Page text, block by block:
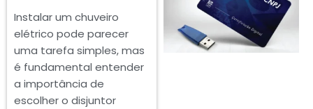
Instalar um chuveiro
elétrico pode parecer
uma tarefa simples, mas
é fundamental entender
a importância de
escolher o disjuntor